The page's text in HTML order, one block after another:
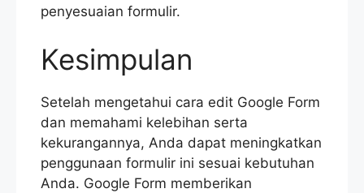
penyesuaian formulir.
Kesimpulan
Setelah mengetahui cara edit Google Form
dan memahami kelebihan serta
kekurangannya, Anda dapat meningkatkan
penggunaan formulir ini sesuai kebutuhan
Anda. Google Form memberikan